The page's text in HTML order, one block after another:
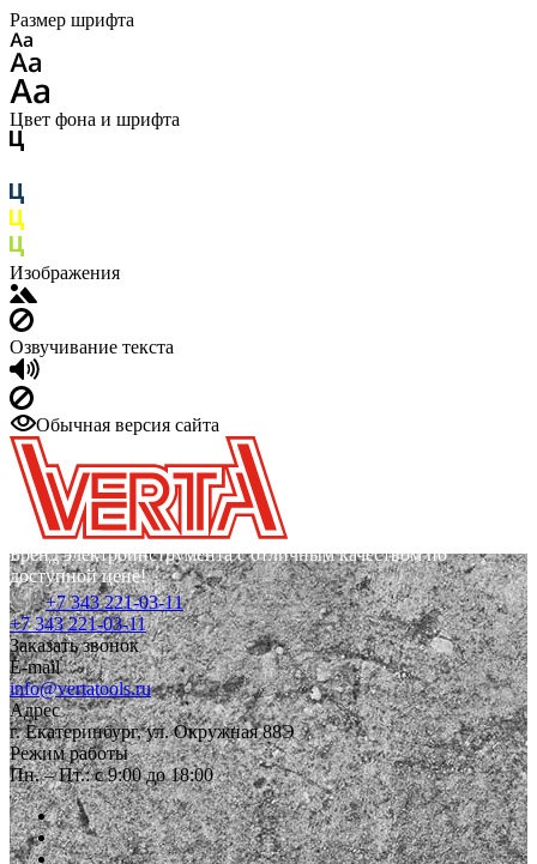
Размер шрифта
Цвет фона и шрифта
Изображения
Озвучивание текста
Обычная версия сайта
Бренд электроинструмента с отличным качеством по
доступной цене!
+7 343 221-03-11
+7 343 221-03-11
Заказать звонок
E-mail
info@vertatools.ru
Адрес
г. Екатеринбург, ул. Окружная 88Э
Режим работы
Пн. – Пт.: с 9:00 до 18:00